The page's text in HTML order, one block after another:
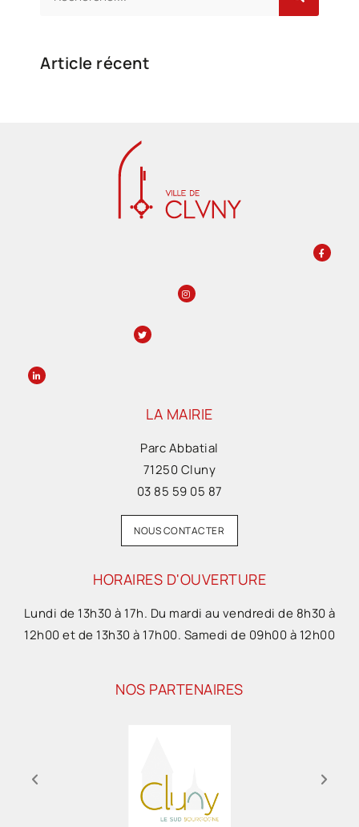
Article récent
LA MAIRIE
Parc Abbatial
71250 Cluny
03 85 59 05 87
NOUS CONTACTER
HORAIRES D'OUVERTURE
Lundi de 13h30 à 17h. Du mardi au vendredi de 8h30 à
12h00 et de 13h30 à 17h00. Samedi de 09h00 à 12h00
NOS PARTENAIRES